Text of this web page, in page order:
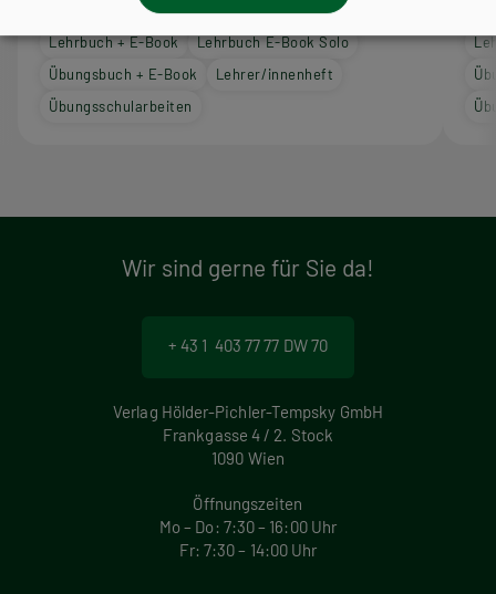
Lehrbuch + E-Book
Lehrbuch E-Book Solo
Übungsbuch + E-Book
Lehrer/innenheft
Übungsschularbeiten
Wir sind gerne für Sie da!
+ 43 1 403 77 77 DW 70
Verlag Hölder-Pichler-Tempsky GmbH
Frankgasse 4 / 2. Stock
1090 Wien
Öffnungszeiten
Mo – Do: 7:30 – 16:00 Uhr
Fr: 7:30 – 14:00 Uhr